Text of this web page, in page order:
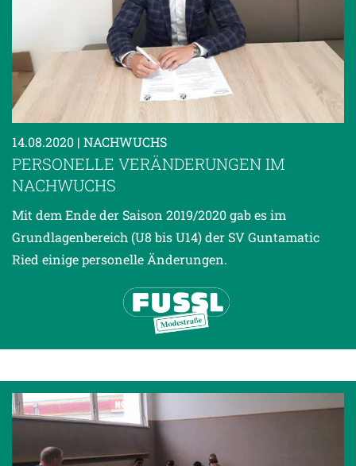
14.08.2020 | NACHWUCHS
PERSONELLE VERÄNDERUNGEN IM
NACHWUCHS
Mit dem Ende der Saison 2019/2020 gab es im
Grundlagenbereich (U8 bis U14) der SV Guntamatic
Ried einige personelle Änderungen.